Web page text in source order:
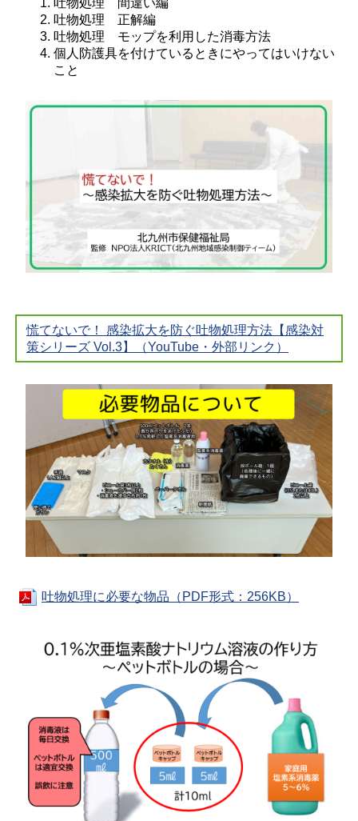
吐物処理 正解編
吐物処理 モップを利用した消毒方法
個人防護具を付けているときにやってはいけない
こと
慌てないで！ 感染拡大を防ぐ吐物処理方法【感染対
策シリーズ Vol.3】（YouTube・外部リンク）
吐物処理に必要な物品（PDF形式：256KB）